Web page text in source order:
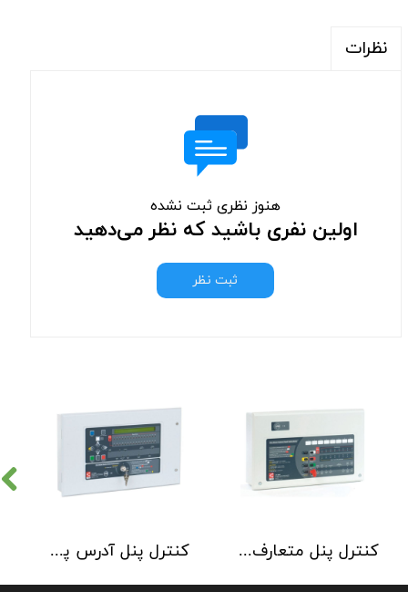
نظرات
هنوز نظری ثبت نشده
اولین نفری باشید که نظر می‌دهید
ثبت نظر
کنترل پنل آدرس پذیر C-TEC سری XFP دو لوپ 32 زون کنترل پنل متعارف C-TEC سری CFP 8 Zone